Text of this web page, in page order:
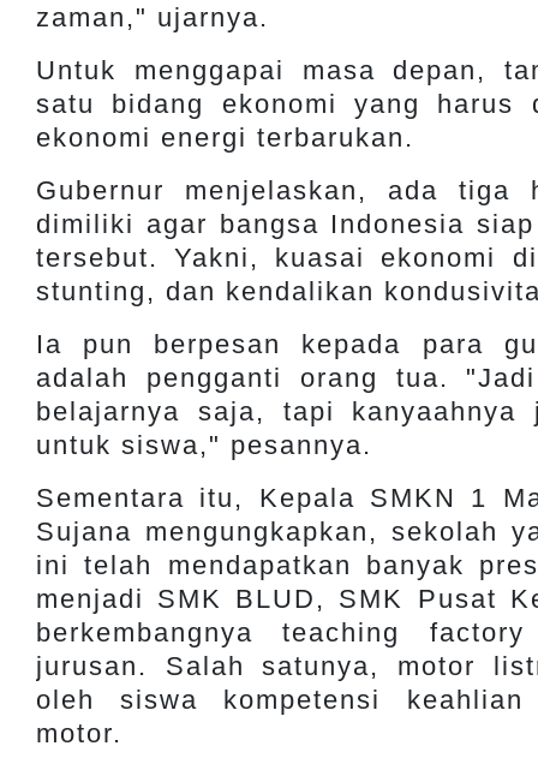
zaman," ujarnya.
Untuk menggapai masa depan,
satu bidang ekonomi yang harus
ekonomi energi terbarukan.
Gubernur menjelaskan, ada tiga
dimiliki agar bangsa Indonesia
tersebut. Yakni, kuasai ekonomi
stunting, dan kendalikan
Ia pun berpesan kepada para
adalah pengganti orang tua.
belajarnya saja, tapi kanyaahnya
untuk siswa," pesannya.
Sementara itu, Kepala SMKN 1
Sujana mengungkapkan, sekolah
ini telah mendapatkan banyak
menjadi SMK BLUD, SMK Pusat
berkembangnya teaching
jurusan. Salah satunya, motor
oleh siswa kompetensi
motor.